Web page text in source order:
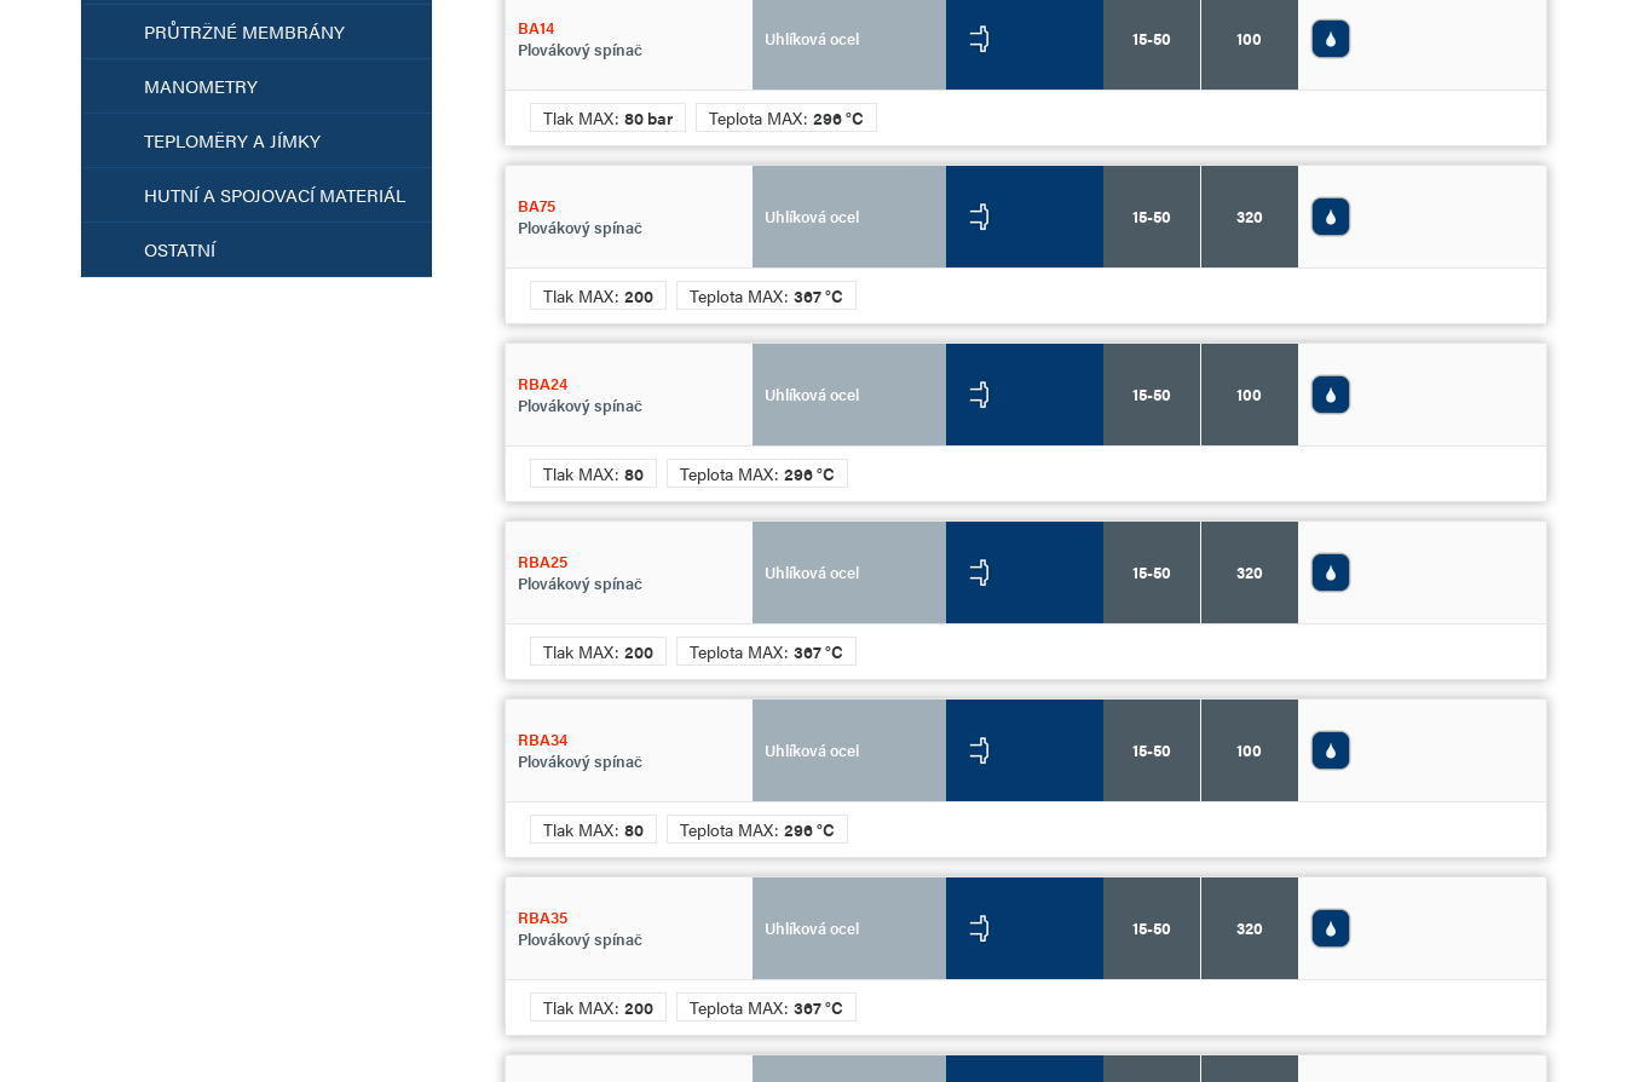
PRŮTRŽNÉ MEMBRÁNY
MANOMETRY
TEPLOMĚRY A JÍMKY
HUTNÍ A SPOJOVACÍ MATERIÁL
OSTATNÍ
BA14
Plovákový spínač
Uhlíková ocel 15-50 100
Tlak MAX:80 bar Teplota MAX:296 °C
BA75
Plovákový spínač
Uhlíková ocel 15-50 320
Tlak MAX:200 Teplota MAX:367 °C
RBA24
Plovákový spínač
Uhlíková ocel 15-50 100
Tlak MAX:80 Teplota MAX:296 °C
RBA25
Plovákový spínač
Uhlíková ocel 15-50 320
Tlak MAX:200 Teplota MAX:367 °C
RBA34
Plovákový spínač
Uhlíková ocel 15-50 100
Tlak MAX:80 Teplota MAX:296 °C
RBA35
Plovákový spínač
Uhlíková ocel 15-50 320
Tlak MAX:200 Teplota MAX:367 °C